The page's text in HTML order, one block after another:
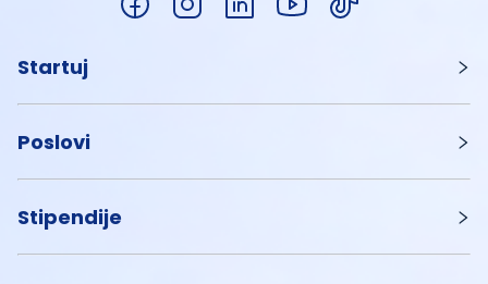
Startuj
Poslovi
Stipendije